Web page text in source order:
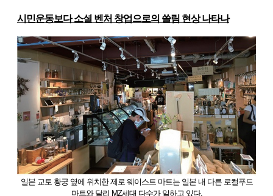
시민운동보다 소셜 벤처 창업으로의 쏠림 현상 나타나
일본 교토 황궁 옆에 위치한 제로 웨이스트 마트는 일본 내 다른 로컬푸드
마트와 달리 MZ세대 다수가 일하고 있다.